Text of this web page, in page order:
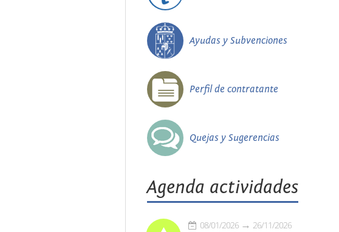
Ayudas y Subvenciones
Perfil de contratante
Quejas y Sugerencias
Agenda actividades
08/01/2026 26/11/2026